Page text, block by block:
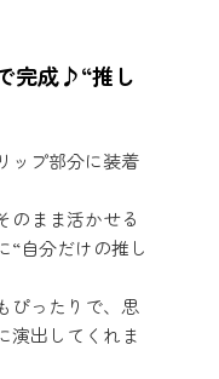
完成♪“推し
ップ部分に装着
のまま活かせる
“自分だけの推し
ぴったりで、思
演出してくれま